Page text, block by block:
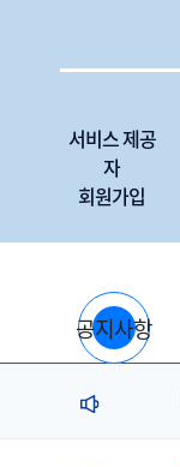
서비스 제공
자
회원가입
공지사항